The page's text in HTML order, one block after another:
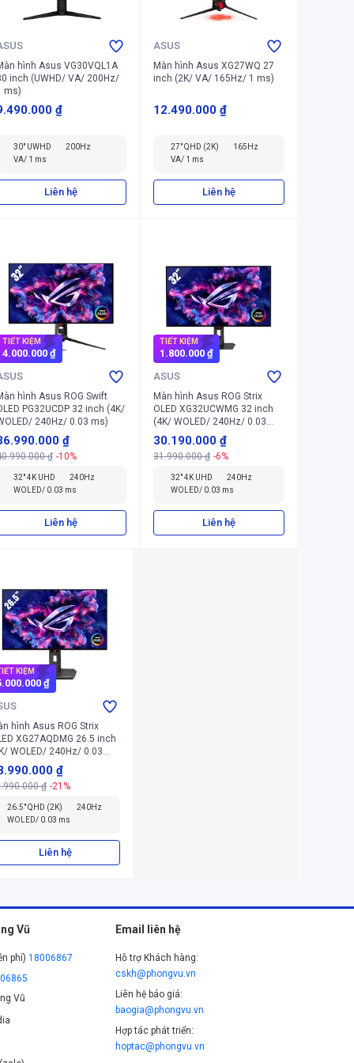
hình Asus VG30VQL1A
inch (UWHD/ VA/ 200Hz/
ms)
₫
30" UWHD
200Hz
VA/ 1 ms
Liên hệ
ASUS
Màn hình Asus XG27WQ 27
inch (2K/ VA/ 165Hz/ 1 ms)
12.490.000 ₫
27" QHD (2K)
165Hz
VA/ 1 ms
Liên hệ
TIẾT KIỆM
4.000.000 ₫
hình Asus ROG Swift
PG32UCDP 32 inch (4K/
240Hz/ 0.03 ms)
₫
₫ -10%
32" 4K UHD
240Hz
WOLED/ 0.03 ms
Liên hệ
TIẾT KIỆM
1.800.000 ₫
ASUS
Màn hình Asus ROG Strix
OLED XG32UCWMG 32 inch
(4K/ WOLED/ 240Hz/ 0.03
ms)
30.190.000 ₫
31.990.000 ₫ -6%
32" 4K UHD
240Hz
WOLED/ 0.03 ms
Liên hệ
KIỆM
₫
hình Asus ROG Strix
XG27AQDMG 26.5 inch
WOLED/ 240Hz/ 0.03
₫
₫ -21%
26.5" QHD (2K)
240Hz
WOLED/ 0.03 ms
Liên hệ
Vũ
phí)18006867
Vũ
Email liên hệ
Hỗ trợ Khách hàng:
cskh@phongvu.vn
Liên hệ báo giá:
baogia@phongvu.vn
Hợp tác phát triển:
hoptac@phongvu.vn